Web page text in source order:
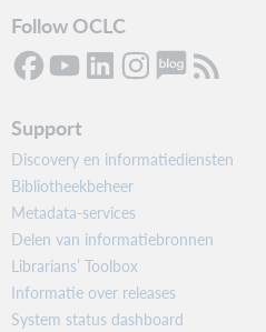
Follow OCLC
Support
Discovery en informatiediensten
Bibliotheekbeheer
Metadata-services
Delen van informatiebronnen
Librarians’ Toolbox
Informatie over releases
System status dashboard